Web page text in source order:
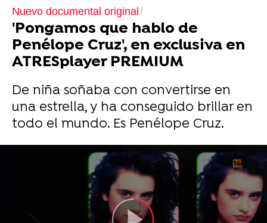
Nuevo documental original
'Pongamos que hablo de
Penélope Cruz', en exclusiva en
ATRESplayer PREMIUM
De niña soñaba con convertirse en
una estrella, y ha conseguido brillar en
todo el mundo. Es Penélope Cruz.